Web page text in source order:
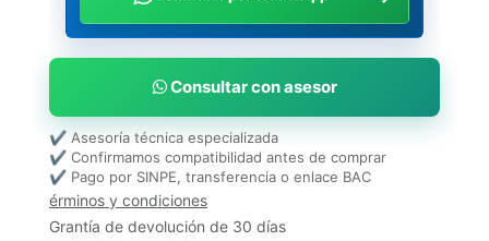
Consultar con asesor
✔ Asesoría técnica especializada
✔ Confirmamos compatibilidad antes de comprar
✔ Pago por SINPE, transferencia o enlace BAC
érminos y condiciones
Grantía de devolución de 30 días